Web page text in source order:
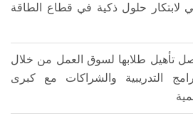
لابتكار حلول ذكية في قطاع الطاقة
تأهيل طلابها لسوق العمل من خلال
التدريبية والشراكات مع كبرى